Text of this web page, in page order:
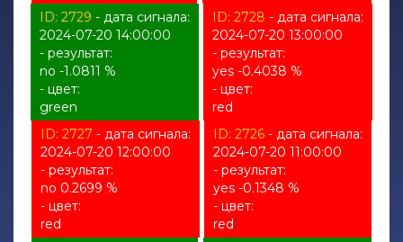
ID: 2729 - дата сигнала:
2024-07-20 14:00:00
- результат:
no -1.0811 %
- цвет:
green
ID: 2728 - дата сигнала:
2024-07-20 13:00:00
- результат:
yes -0.4038 %
- цвет:
red
ID: 2727 - дата сигнала:
2024-07-20 12:00:00
- результат:
no 0.2699 %
- цвет:
red
ID: 2726 - дата сигнала:
2024-07-20 11:00:00
- результат:
yes -0.1348 %
- цвет:
red